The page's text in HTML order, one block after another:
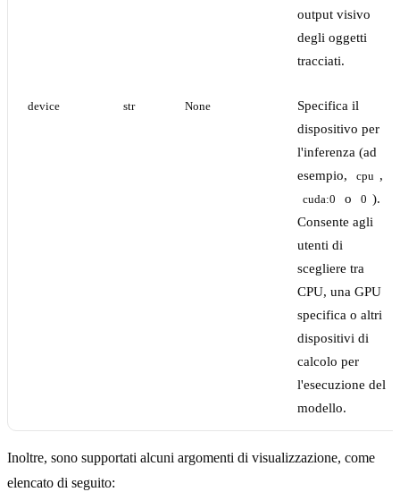
output visivo
degli oggetti
tracciati.
device str None
Specifica il
dispositivo per
l'inferenza (ad
esempio,
cpu ,
cuda:0 o 0 ).
Consente agli
utenti di
scegliere tra
CPU, una GPU
specifica o altri
dispositivi di
calcolo per
l'esecuzione del
modello.
Inoltre, sono supportati alcuni argomenti di visualizzazione, come
elencato di seguito: